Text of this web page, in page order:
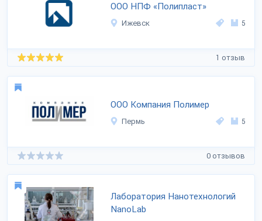
ООО НПФ «Полипласт»
Ижевск 5
1 отзыв
ООО Компания Полимер
Пермь 5
0 отзывов
Лаборатория Нанотехнологий
NanoLab